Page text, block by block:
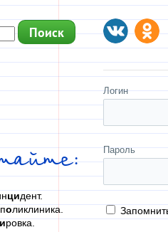
цидент.
оликлиника.
ровка.
Логин
Пароль